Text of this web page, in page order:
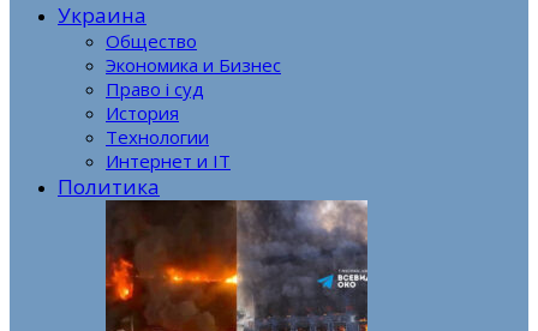
Украина
Общество
Экономика и Бизнес
Право і суд
История
Технологии
Интернет и IT
Политика